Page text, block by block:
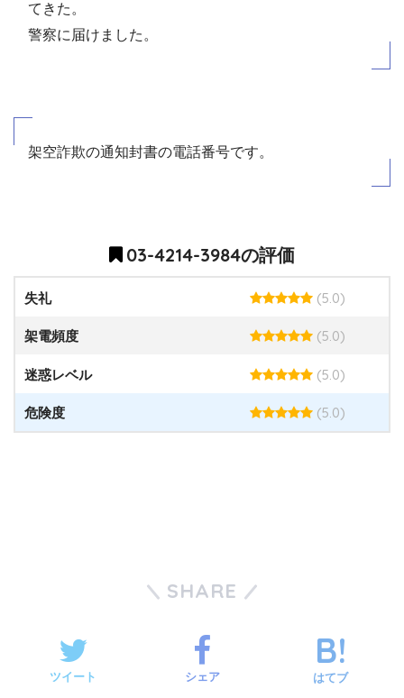
てきた。
警察に届けました。
架空詐欺の通知封書の電話番号です。
03-4214-3984の評価
失礼 (5.0)
架電頻度 (5.0)
迷惑レベル (5.0)
危険度 (5.0)
SHARE
ツイート シェア はてブ